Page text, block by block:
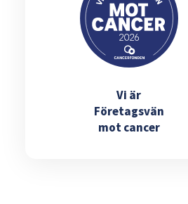
Vi är
Företagsvän
mot cancer